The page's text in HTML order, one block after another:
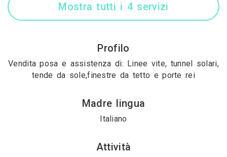
Mostra tutti i 4 servizi
Profilo
Vendita posa e assistenza di: Linee vite, tunnel solari,
tende da sole,finestre da tetto e porte rei
Madre lingua
Italiano
Attività